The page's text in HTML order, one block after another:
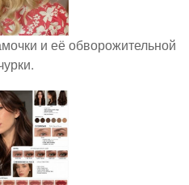
и её обворожительной